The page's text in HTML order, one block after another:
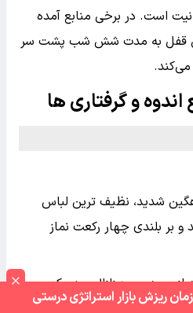
است. در برخی منابع آمده
قفل به مدت شش شب پشت سر
می‌کند.
و گرفتاری ها
شدید، نظیف ترین لباس
و بر بلندی چهار رکعت نماز
حمد سوره زلزال و در رکعت
نصرالله.
ریزش بازار استراتژی درستی